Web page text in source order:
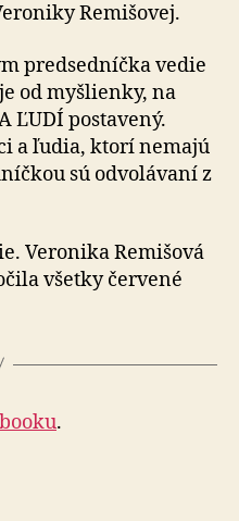
Remišovej.
predsedníčka vedie
od myšlienky, na
ĽUDÍ postavený.
a ľudia, ktorí nemajú
sú odvolávaní z
Veronika Remišová
všetky červené
.